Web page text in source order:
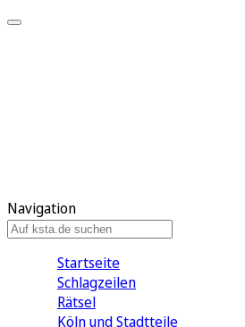
Navigation
Startseite
Schlagzeilen
Rätsel
Köln und Stadtteile